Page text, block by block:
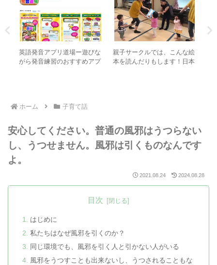
英語発音アプリ道場ー遊びな
がら発音練習のおすすめアプ
親子サークルでは、こんな絵
本を読んだりもします！日本
ホーム 子育て話
安心してください。普通の風邪はうつらない
し、うつせません。風邪は引くものなんです
よ。
2021.08.24 2024.08.28
目次
はじめに
私たちはなぜ風邪を引くのか？
同じ環境でも、風邪を引く人と引かない人がいる
風邪をうつすことも出来ないし、うつされることもな